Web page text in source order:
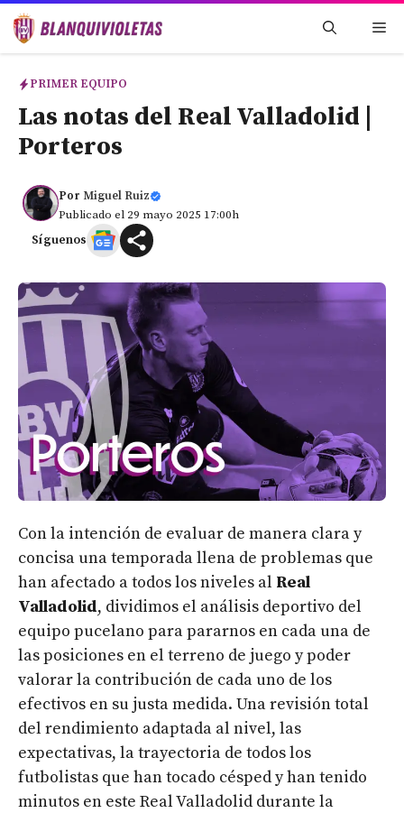
Saltar
PRIMER EQUIPO
Las notas del Real Valladolid |
Porteros
Por Miguel Ruiz
Publicado el 29 mayo 2025 17:00h
Síguenos
Con la intención de evaluar de manera clara y
concisa una temporada llena de problemas que
han afectado a todos los niveles al Real
Valladolid, dividimos el análisis deportivo del
equipo pucelano para pararnos en cada una de
las posiciones en el terreno de juego y poder
valorar la contribución de cada uno de los
efectivos en su justa medida. Una revisión total
del rendimiento adaptada al nivel, las
expectativas, la trayectoria de todos los
futbolistas que han tocado césped y han tenido
minutos en este Real Valladolid durante la